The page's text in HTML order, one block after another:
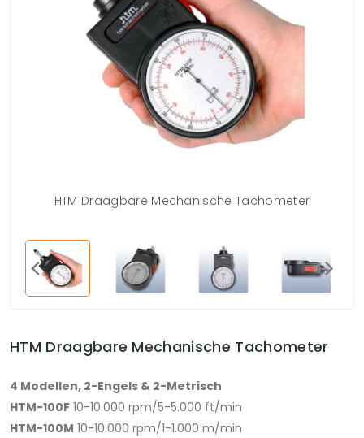
HTM Draagbare Mechanische Tachometer
HTM Draagbare Mechanische Tachometer
4 Modellen, 2-Engels & 2-Metrisch
HTM-100F 10-10.000 rpm/5-5.000 ft/min
HTM-100M 10-10.000 rpm/1-1.000 m/min